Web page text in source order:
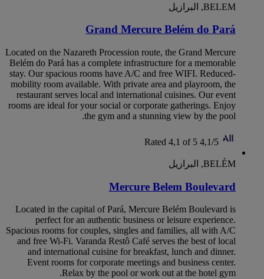
BELEM, البرازيل
Grand Mercure Belém do Pará
Located on the Nazareth Procession route, the Grand Mercure
Belém do Pará has a complete infrastructure for a memorable
stay. Our spacious rooms have A/C and free WIFI. Reduced-
mobility room available. With private area and playroom, the
restaurant serves local and international cuisines. Our event
rooms are ideal for your social or corporate gatherings. Enjoy
the gym and a stunning view by the pool.
4,1/5
Rated 4,1 of 5
BELÉM, البرازيل
Mercure Belem Boulevard
Located in the capital of Pará, Mercure Belém Boulevard is
perfect for an authentic business or leisure experience.
Spacious rooms for couples, singles and families, all with A/C
and free Wi-Fi. Varanda Restô Café serves the best of local
and international cuisine for breakfast, lunch and dinner.
Event rooms for corporate meetings and business center.
Relax by the pool or work out at the hotel gym.